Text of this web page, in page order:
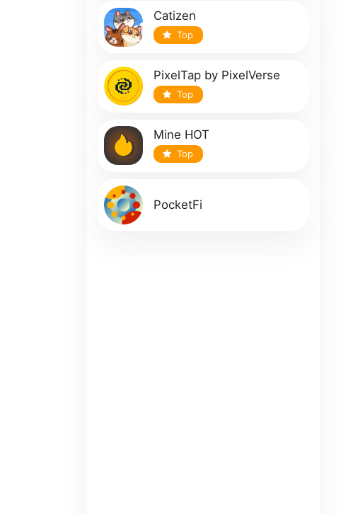
Catizen
Top
PixelTap by PixelVerse
Top
Mine HOT
Top
PocketFi